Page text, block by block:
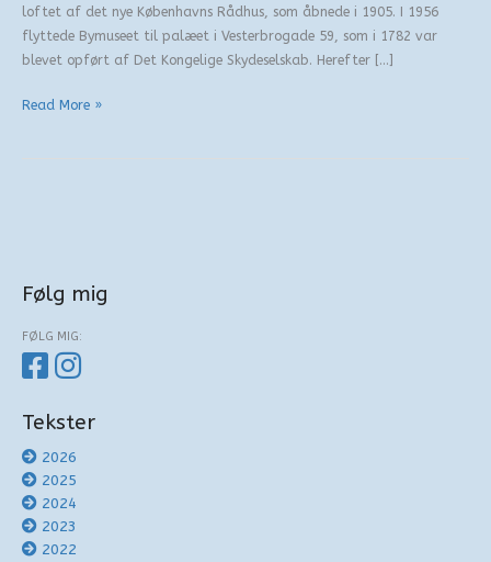
loftet af det nye Københavns Rådhus, som åbnede i 1905. I 1956
flyttede Bymuseet til palæet i Vesterbrogade 59, som i 1782 var
blevet opført af Det Kongelige Skydeselskab. Herefter […]
Stamsteder
Read More »
Følg mig
FØLG MIG:
Tekster
2026
2025
2024
2023
2022